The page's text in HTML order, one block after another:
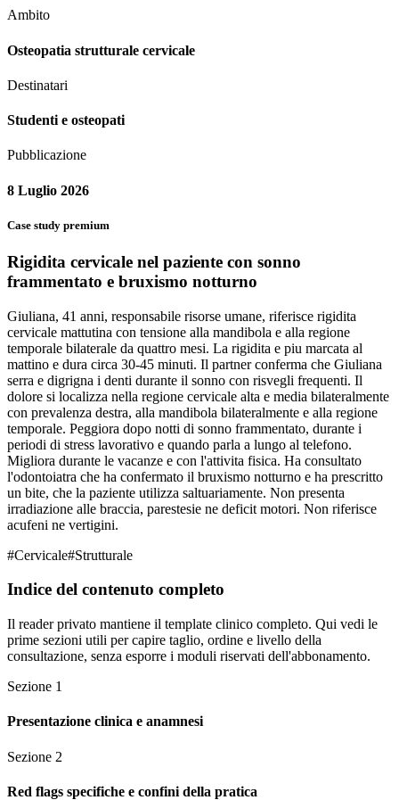
Ambito
Osteopatia strutturale cervicale
Destinatari
Studenti e osteopati
Pubblicazione
8 Luglio 2026
Case study premium
Rigidita cervicale nel paziente con sonno
frammentato e bruxismo notturno
Giuliana, 41 anni, responsabile risorse umane, riferisce rigidita
cervicale mattutina con tensione alla mandibola e alla regione
temporale bilaterale da quattro mesi. La rigidita e piu marcata al
mattino e dura circa 30-45 minuti. Il partner conferma che Giuliana
serra e digrigna i denti durante il sonno con risvegli frequenti. Il
dolore si localizza nella regione cervicale alta e media bilateralmente
con prevalenza destra, alla mandibola bilateralmente e alla regione
temporale. Peggiora dopo notti di sonno frammentato, durante i
periodi di stress lavorativo e quando parla a lungo al telefono.
Migliora durante le vacanze e con l'attivita fisica. Ha consultato
l'odontoiatra che ha confermato il bruxismo notturno e ha prescritto
un bite, che la paziente utilizza saltuariamente. Non presenta
irradiazione alle braccia, parestesie ne deficit motori. Non riferisce
acufeni ne vertigini.
#Cervicale#Strutturale
Indice del contenuto completo
Il reader privato mantiene il template clinico completo. Qui vedi le
prime sezioni utili per capire taglio, ordine e livello della
consultazione, senza esporre i moduli riservati dell'abbonamento.
Sezione 1
Presentazione clinica e anamnesi
Sezione 2
Red flags specifiche e confini della pratica